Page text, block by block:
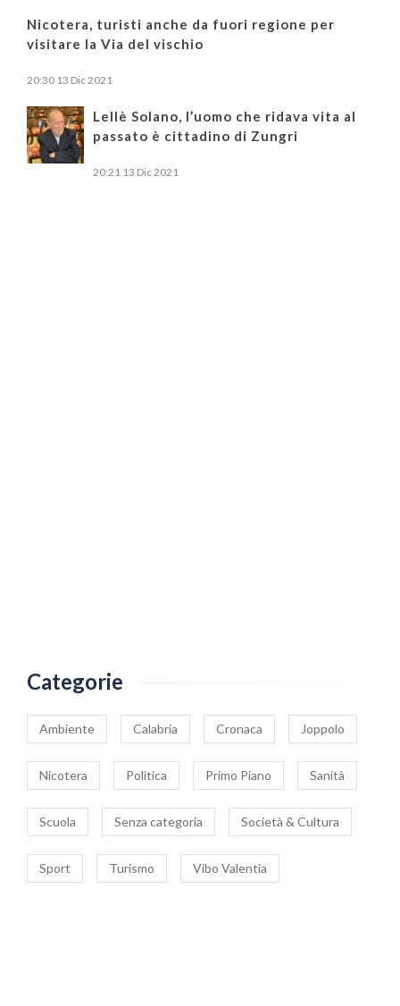
Nicotera, turisti anche da fuori regione per
visitare la Via del vischio
20:30 13 Dic 2021
Lellè Solano, l’uomo che ridava vita al
passato è cittadino di Zungri
20:21 13 Dic 2021
Categorie
Ambiente Calabria Cronaca Joppolo
Nicotera Politica Primo Piano Sanità
Scuola Senza categoria Società & Cultura
Sport Turismo Vibo Valentia